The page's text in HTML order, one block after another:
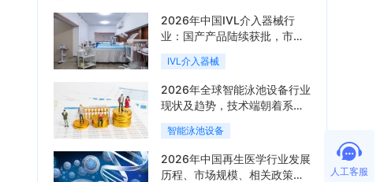
2026年中国IVL介入器械行
业：国产产品陆续获批，市场
将进入持续高增长阶段「图」
IVL介入器械
2026年全球智能泳池设备行业
现状及趋势，技术端朝着系统
集成、绿色节能方向迭代
「图」
智能泳池设备
2026年中国再生医学行业发展
历程、市场规模、相关政策、
人工客服